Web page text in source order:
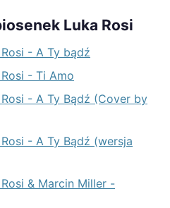
Luka Rosi
- A Ty bądź
- Ti Amo
- A Ty Bądź (Cover by
- A Ty Bądź (wersja
& Marcin Miller -